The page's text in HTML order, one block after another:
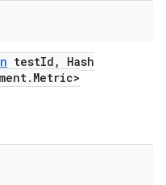
testId ,
Hash
. Metric>